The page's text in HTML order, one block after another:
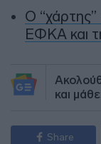
Ο
ΕΦΚΑ και
και
Share